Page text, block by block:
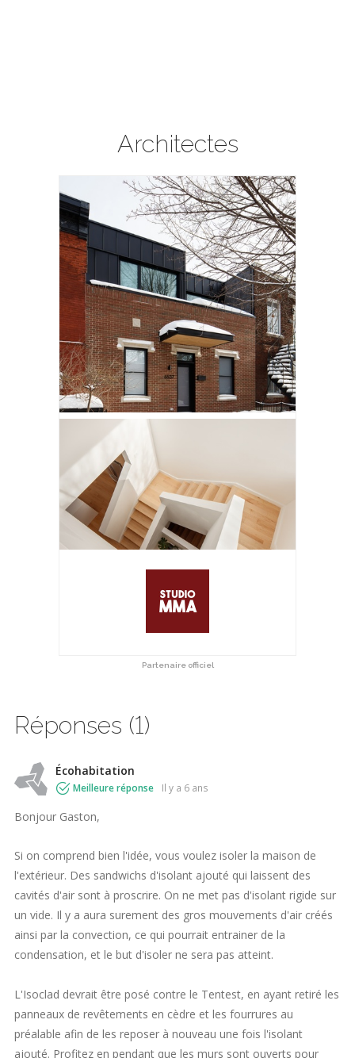
Architectes
Partenaire officiel
Réponses (1)
Écohabitation
Meilleure réponse il y a 6 ans
Bonjour Gaston,
Si on comprend bien l'idée, vous voulez isoler la maison de
l'extérieur. Des sandwichs d'isolant ajouté qui laissent des
cavités d'air sont à proscrire. On ne met pas d'isolant rigide sur
un vide. Il y a aura surement des gros mouvements d'air créés
ainsi par la convection, ce qui pourrait entrainer de la
condensation, et le but d'isoler ne sera pas atteint.
L'Isoclad devrait être posé contre le Tentest, en ayant retiré les
panneaux de revêtements en cèdre et les fourrures au
préalable afin de les reposer à nouveau une fois l'isolant
ajouté. Profitez en pendant que les murs sont ouverts pour